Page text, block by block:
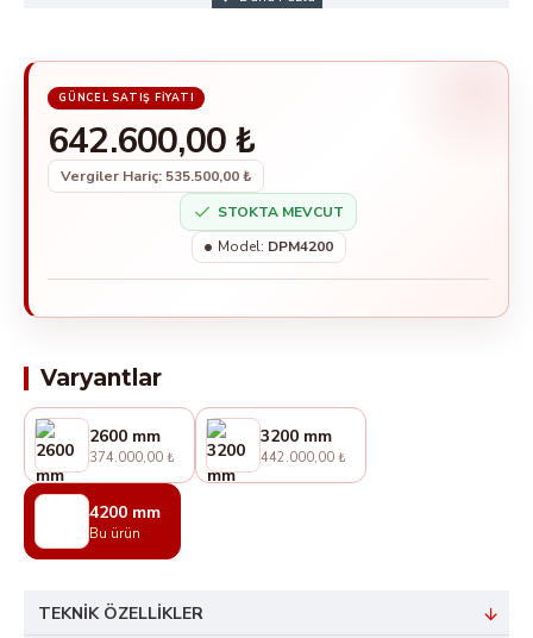
642.600,00 ₺
Vergiler Hariç: 535.500,00 ₺
STOKTA MEVCUT
Model: DPM4200
Varyantlar
2600 mm
374.000,00 ₺
3200 mm
442.000,00 ₺
4200 mm
Bu ürün
TEKNIK ÖZELLIKLER